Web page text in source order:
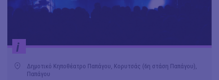
i
Δημοτικό Κηποθέατρο Παπάγου, Κορυτσάς (6η στάση Παπάγου),
Παπάγου